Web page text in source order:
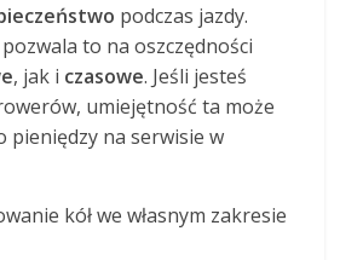
podczas jazdy.
to na oszczędności
, jak i czasowe. Jeśli jesteś
umiejętność ta może
pieniędzy na serwisie w
kół we własnym zakresie